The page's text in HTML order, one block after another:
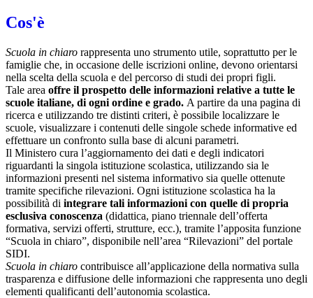
Cos'è
Scuola in chiaro rappresenta uno strumento utile, soprattutto per le
famiglie che, in occasione delle iscrizioni online, devono orientarsi
nella scelta della scuola e del percorso di studi dei propri figli.
Tale area offre il prospetto delle informazioni relative a tutte le
scuole italiane, di ogni ordine e grado. A partire da una pagina di
ricerca e utilizzando tre distinti criteri, è possibile localizzare le
scuole, visualizzare i contenuti delle singole schede informative ed
effettuare un confronto sulla base di alcuni parametri.
Il Ministero cura l’aggiornamento dei dati e degli indicatori
riguardanti la singola istituzione scolastica, utilizzando sia le
informazioni presenti nel sistema informativo sia quelle ottenute
tramite specifiche rilevazioni. Ogni istituzione scolastica ha la
possibilità di integrare tali informazioni con quelle di propria
esclusiva conoscenza (didattica, piano triennale dell’offerta
formativa, servizi offerti, strutture, ecc.), tramite l’apposita funzione
“Scuola in chiaro”, disponibile nell’area “Rilevazioni” del portale
SIDI.
Scuola in chiaro contribuisce all’applicazione della normativa sulla
trasparenza e diffusione delle informazioni che rappresenta uno degli
elementi qualificanti dell’autonomia scolastica.